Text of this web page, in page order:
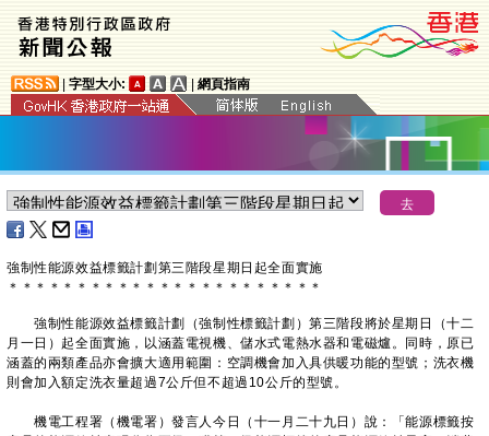
字型大小: 網頁指南
強制性能源效益標籤計劃第三階段星期日起全面實施
＊ ＊ ＊ ＊ ＊ ＊ ＊ ＊ ＊ ＊ ＊ ＊ ＊ ＊ ＊ ＊ ＊ ＊ ＊ ＊ ＊ ＊ ＊
​強制性能源效益標籤計劃（強制性標籤計劃）第三階段將於星期日（十二
月一日）起全面實施，以涵蓋電視機、儲水式電熱水器和電磁爐。同時，原已
涵蓋的兩類產品亦會擴大適用範圍：空調機會加入具供暖功能的型號；洗衣機
則會加入額定洗衣量超過7公斤但不超過10公斤的型號。
機電工程署（機電署）發言人今日（十一月二十九日）說：「能源標籤按